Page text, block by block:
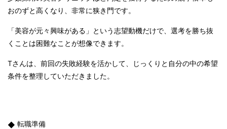
おのずと高くなり、非常に狭き門です。
「美容が元々興味がある」という志望動機だけで、選考を勝ち抜
くことは困難なことが想像できます。
Tさんは、前回の失敗経験を活かして、じっくりと自分の中の希望
条件を整理していただきました。
転職準備